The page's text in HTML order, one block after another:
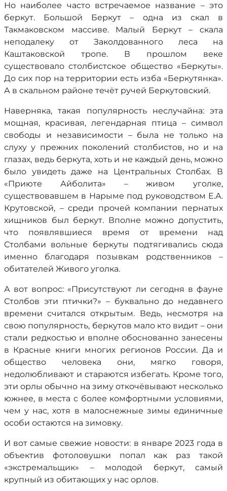
Но наиболее часто встречаемое название – это
беркут. Большой Беркут – одна из скал в
Такмаковском массиве. Малый Беркут – скала
неподалеку от Заколдованного леса на
Каштаковской тропе. В прошлом веке
существовало столбистское общество «Беркуты».
До сих пор на территории есть изба «Беркутянка».
А в скальном районе течёт ручей Беркутовский.
Наверняка, такая популярность неслучайна: эта
мощная, красивая, легендарная птица – символ
свободы и независимости – была не только на
слуху у прежних поколений столбистов, но и на
глазах, ведь беркута, хоть и не каждый день, можно
было увидеть даже на Центральных Столбах. В
«Приюте Айболита» – живом уголке,
существовавшем в Нарыме под руководством Е.А.
Крутовской, – среди прочей компании пернатых
хищников был беркут. Вполне можно допустить,
что появлявшиеся время от времени над
Столбами вольные беркуты подтягивались сюда
именно благодаря позывкам родственников –
обитателей Живого уголка.
А вот вопрос: «Присутствуют ли сегодня в фауне
Столбов эти птички?» – буквально до недавнего
времени считался открытым. Ведь, несмотря на
свою популярность, беркутов мало кто видит – они
стали редкостью и вполне обоснованно занесены
в Красные книги многих регионов России. Да и
общество человека они, мягко говоря,
недолюбливают и стараются избегать. Кроме того,
эти орлы обычно на зиму откочёвывают несколько
южнее, в места с более комфортными условиями,
чем у нас, хотя в малоснежные зимы единичные
особи остаются на зимовку.
И вот самые свежие новости: в январе 2023 года в
объектив фотоловушки попал как раз такой
«экстремальщик» – молодой беркут, самый
крупный из обитающих у нас орлов.